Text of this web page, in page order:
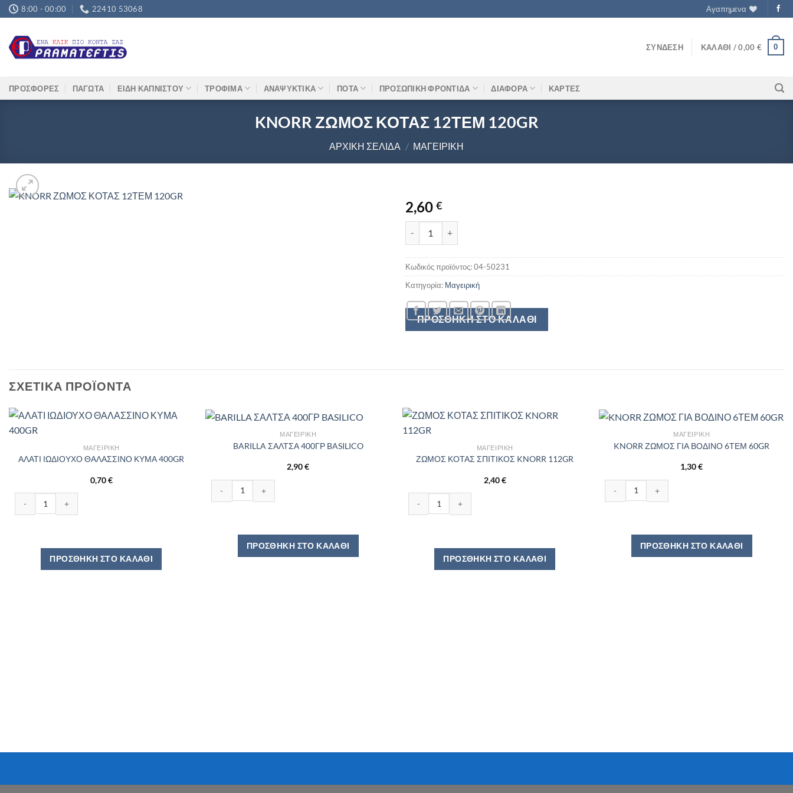
Μετάβαση
στο
περιεχόμενο
8:00 - 00:00 22410 53068 Αγαπημενα
ΣΎΝΔΕΣΗ ΚΑΛΆΘΙ /0,00 € 0
ΠΡΟΣΦΟΡΕΣ ΠΑΓΩΤΑ ΕΙΔΗ ΚΑΠΝΙΣΤΟΥ ΤΡΟΦΙΜΑ ΑΝΑΨΥΚΤΙΚΑ ΠΟΤΑ ΠΡΟΣΩΠΙΚΗ ΦΡΟΝΤΙΔΑ ΔΙΑΦΟΡΑ ΚΑΡΤΕΣ
KNORR ΖΩΜΟΣ ΚΟΤΑΣ 12ΤΕΜ 120GR
ΑΡΧΙΚΉ ΣΕΛΊΔΑ / ΜΑΓΕΙΡΙΚΉ
2,60 €
ΠΡΟΣΘΉΚΗ ΣΤΟ ΚΑΛΆΘΙ
Κωδικός προϊόντος:04-50231
Κατηγορία: Μαγειρική
ΣΧΕΤΙΚΆ ΠΡΟΪΌΝΤΑ
ΜΑΓΕΙΡΙΚΉ
ΑΛΑΤΙ ΙΩΔΙΟΥΧΟ ΘΑΛΑΣΣΙΝΟ ΚΥΜΑ 400GR
0,70€
ΠΡΟΣΘΉΚΗ ΣΤΟ ΚΑΛΆΘΙ
ΜΑΓΕΙΡΙΚΉ
BARILLA ΣΑΛΤΣΑ 400ΓΡ BASILICO
2,90€
ΠΡΟΣΘΉΚΗ ΣΤΟ ΚΑΛΆΘΙ
ΜΑΓΕΙΡΙΚΉ
ΖΩΜΟΣ ΚΟΤΑΣ ΣΠΙΤΙΚΟΣ KNORR 112GR
2,40€
ΠΡΟΣΘΉΚΗ ΣΤΟ ΚΑΛΆΘΙ
ΜΑΓΕΙΡΙΚΉ
KNORR ΖΩΜΟΣ ΓΙΑ ΒΟΔΙΝΟ 6ΤΕΜ 60GR
1,30€
ΠΡΟΣΘΉΚΗ ΣΤΟ ΚΑΛΆΘΙ